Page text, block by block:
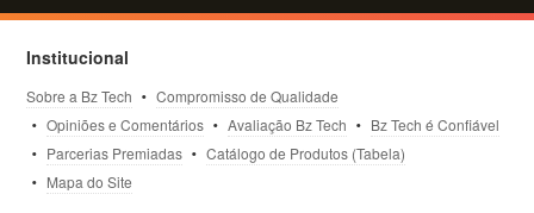
Institucional
Sobre a Bz Tech
Compromisso de Qualidade
Opiniões e Comentários
Avaliação Bz Tech
Bz Tech é Confiável
Parcerias Premiadas
Catálogo de Produtos (Tabela)
Mapa do Site